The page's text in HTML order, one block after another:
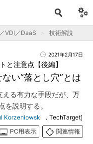
VDI／DaaS 技術解説
2021年2月17日
い“落とし穴”とは
と注意点【後編】
える有力な手段だが、万
を説明する。
Korzeniowski
，TechTarget]
PC用表示
関連情報